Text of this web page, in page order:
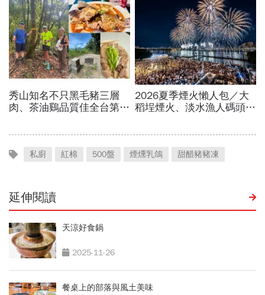
私廚 紅棉 500盤 煙燻乳鴿 甜醋豬豬凍
延伸閱讀
天涼好食鍋
2025-11-26
餐桌上的部落與風土美味